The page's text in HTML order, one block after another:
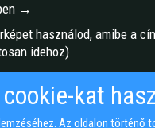
→
használod, amibe a
idehoz)
kat
Az oldalon történő